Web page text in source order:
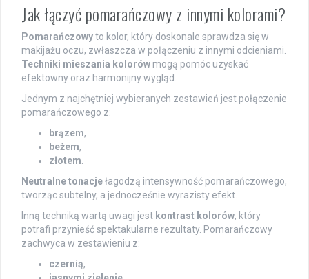
Jak łączyć pomarańczowy z innymi kolorami?
Pomarańczowyto kolor, który doskonale sprawdza się w
makijażu oczu, zwłaszcza w połączeniu z innymi odcieniami.
Techniki mieszania kolorów mogą pomóc uzyskać
efektowny oraz harmonijny wygląd.
Jednym z najchętniej wybieranych zestawień jest połączenie
pomarańczowego z:
brązem,
beżem,
złotem
Neutralne tonacjełagodzą intensywność pomarańczowego,
tworząc subtelny, a jednocześnie wyrazisty efekt.
Inną techniką wartą uwagi jest kontrast kolorów, który
potrafi przynieść spektakularne rezultaty. Pomarańczowy
zachwyca w zestawieniu z:
czernią,